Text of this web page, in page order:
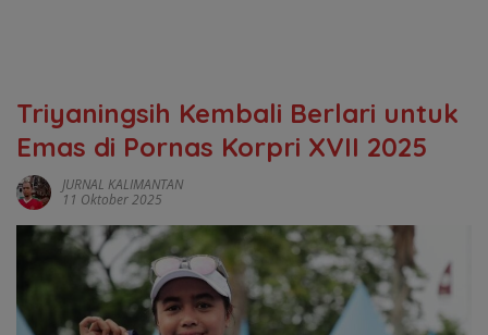
Triyaningsih Kembali Berlari untuk
Emas di Pornas Korpri XVII 2025
JURNAL KALIMANTAN
11 Oktober 2025